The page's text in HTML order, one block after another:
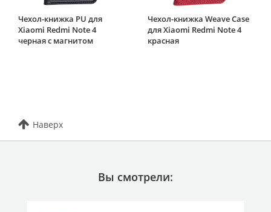
Чехол-книжка PU для
Xiaomi Redmi Note 4
черная с магнитом
Чехол-книжка Weave Case
для Xiaomi Redmi Note 4
красная
Наверх
Вы смотрели: